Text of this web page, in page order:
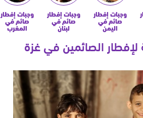
وجبات إفطار
صائم في
اليمن
وجبات إفطار
صائم في
لبنان
وجبات إفطار
صائم في
المغرب
الصائمين في غزة